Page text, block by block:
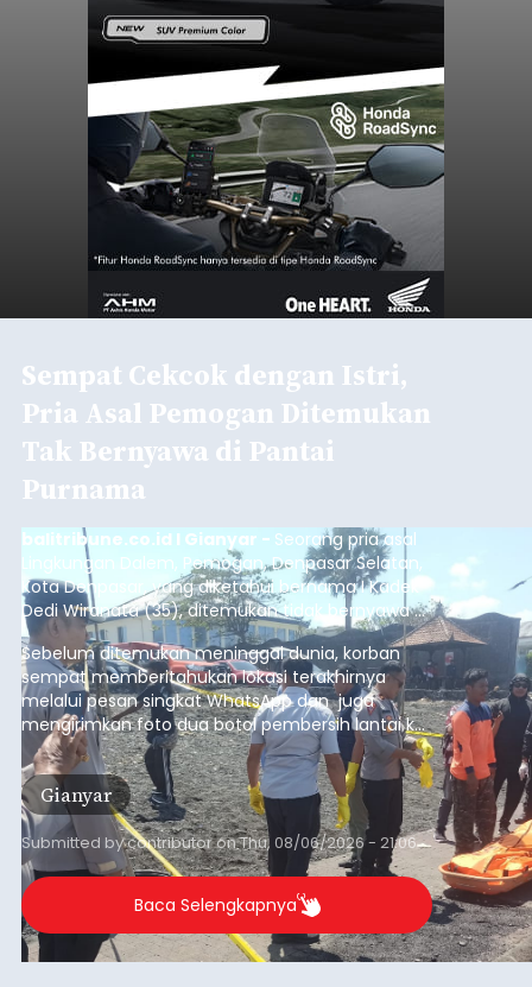
Sempat Cekcok dengan Istri,
Pria Asal Pemogan Ditemukan
Tak Bernyawa di Pantai
Purnama
balitribune.co.id I Gianyar - Seorang pria asal
Lingkungan Dalem, Pemogan, Denpasar Selatan,
Kota Denpasar, yang diketahui bernama I Kadek
Dedi Wiranata (35), ditemukan tidak bernyawa di
pesisir Pantai Purnama, Sukawati.
Sebelum ditemukan meninggal dunia, korban
sempat memberitahukan lokasi terakhirnya
melalui pesan singkat WhatsApp dan juga
mengirimkan foto dua botol pembersih lantai ke
istrinya.
Gianyar
Submitted bycontributoronThu, 08/06/2026 - 21:06
Baca Selengkapnya